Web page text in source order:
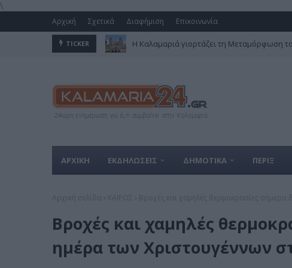
\
Αρχική Σχετικά Διαφήμιση Επικοινωνία
TICKER Η Καλαμαριά γιορτάζει τη Μεταμόρφωση
ΑΡΧΙΚΗ ΕΚΔΗΛΩΣΕΙΣ ΔΗΜΟΤΙΚΑ ΠΕΡΙΞ
Βροχές και χαμηλές
ημέρα των Χριστουγέννων